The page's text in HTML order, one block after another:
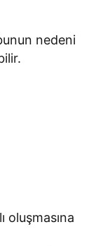
nedeni
oluşmasına